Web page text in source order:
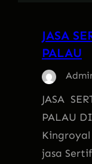
JASA
PALAU
JASA
PALAU
jasa